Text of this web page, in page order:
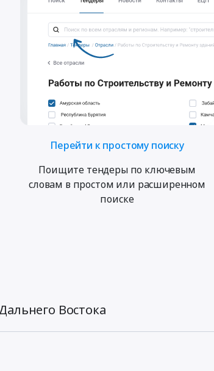
Перейти к простому поиску
Поищите тендеры по ключевым
словам в простом или расширенном
поиске
Востока